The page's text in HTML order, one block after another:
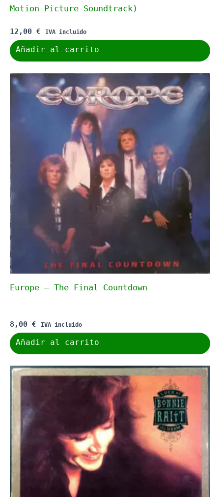
Motion Picture Soundtrack)
12,00 € IVA incluido
Añadir al carrito
Europe – The Final Countdown
8,00 € IVA incluido
Añadir al carrito